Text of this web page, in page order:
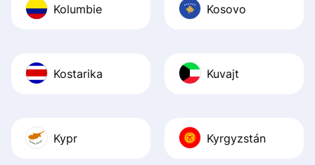
Kolumbie Kosovo
Kostarika Kuvajt
Kypr Kyrgyzstán